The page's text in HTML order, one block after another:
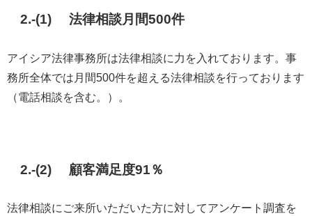
2.-(1) 法律相談月間500件
アイシア法律事務所は法律相談に力を入れております。事
務所全体では月間500件を超える法律相談を行っております
（電話相談を含む。）。
2.-(2) 顧客満足度91％
法律相談にご来所いただいた方に対してアンケート調査を